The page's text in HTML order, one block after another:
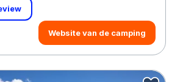
Website van de camping